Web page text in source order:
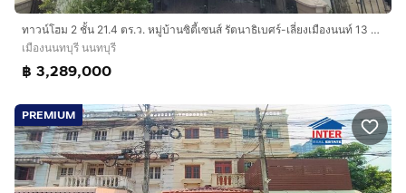
ทาวน์โฮม 2 ชั้น 21.4 ตร.ว. หมู่บ้านซิตี้เซนส์ รัตนาธิเบศร์-เลี่ยงเมืองนนท์ 13 ซอยเลี่ยงเมืองนนท์13 ถนนรัตนาธิเบศร์ ถนนเลี่ยงเมืองนนท์
เมืองนนทบุรี นนทบุรี
฿ 3,289,000
PREMIUM